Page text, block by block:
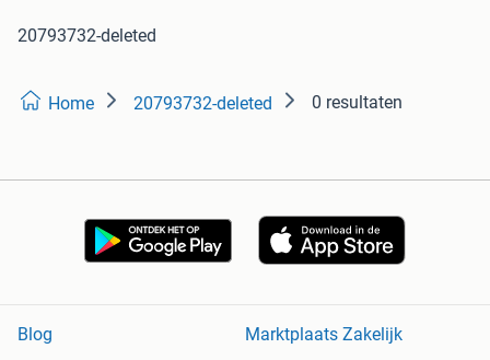
20793732-deleted
Home 20793732-deleted 0 resultaten
Blog
Marktplaats Zakelijk